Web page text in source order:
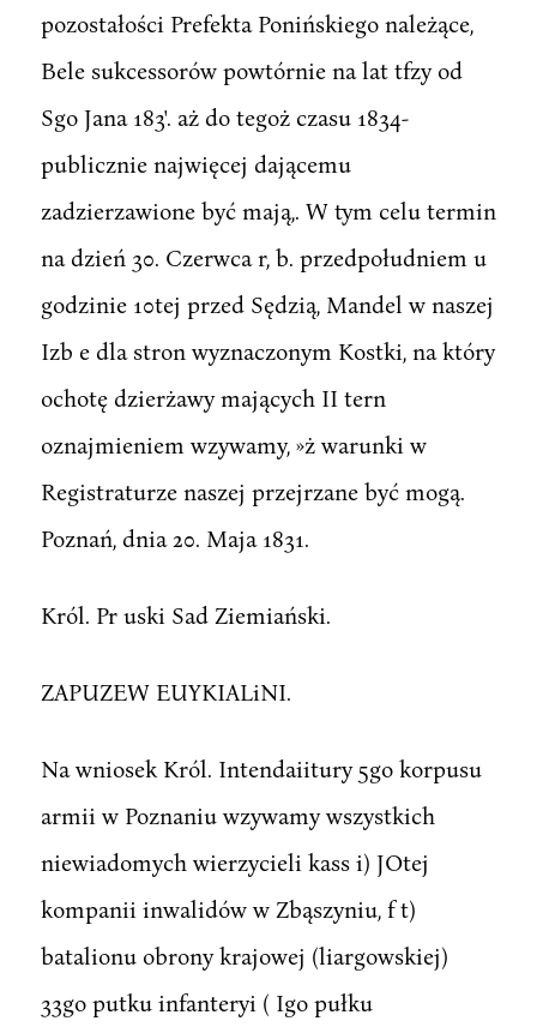
pozostałości Prefekta Ponińskiego należące,
Bele sukcessorów powtórnie na lat tfzy od
Sgo Jana 183'. aż do tegoż czasu 1834-
publicznie najwięcej dającemu
zadzierzawione być mają,. W tym celu termin
na dzień 30. Czerwca r, b. przedpołudniem u
godzinie 10tej przed Sędzią, Mandel w naszej
Izb e dla stron wyznaczonym Kostki, na który
ochotę dzierżawy mających II tern
oznajmieniem wzywamy, »ż warunki w
Registraturze naszej przejrzane być mogą.
Poznań, dnia 20. Maja 1831.
Król. Pr uski Sad Ziemiański.
ZAPUZEW EUYKIALiNI.
Na wniosek Król. Intendaiitury 5go korpusu
armii w Poznaniu wzywamy wszystkich
niewiadomych wierzycieli kass i) JOtej
kompanii inwalidów w Zbąszyniu, f t)
batalionu obrony krajowej (liargowskiej)
33go putku infanteryi ( Igo pułku